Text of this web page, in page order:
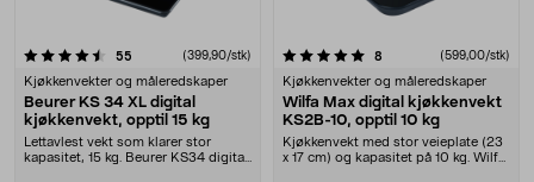
55 anmeldelser(399,90/stk)
Kjøkkenvekter og måleredskaper
Beurer KS 34 XL digital
kjøkkenvekt, opptil 15 kg
Lettavlest vekt som klarer stor
kapasitet, 15 kg. Beurer KS34 digital
5.0 av 5 stjerner 8 anmeldelser(599,00/stk)
Kjøkkenvekter og måleredskaper
Wilfa Max digital kjøkkenvekt
KS2B-10, opptil 10 kg
Kjøkkenvekt med stor veieplate (23
x 17 cm) og kapasitet på 10 kg. Wilfa